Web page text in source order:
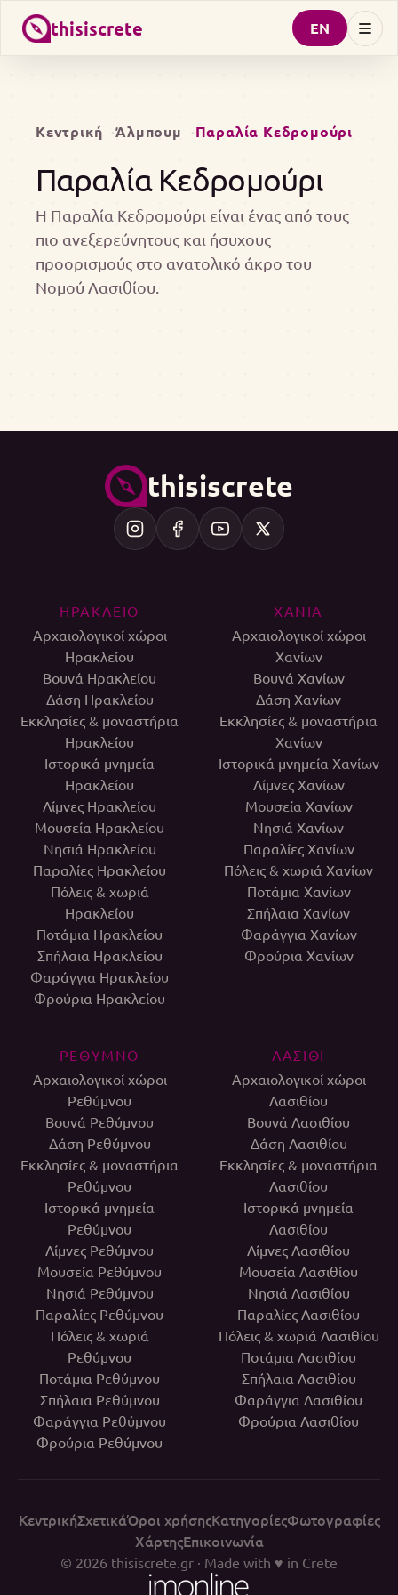
thisiscrete EN
Κεντρική Άλμπουμ Παραλία Κεδρομούρι
Παραλία Κεδρομούρι
Η Παραλία Κεδρομούρι είναι ένας από τους
πιο ανεξερεύνητους και ήσυχους
προορισμούς στο ανατολικό άκρο του
Νομού Λασιθίου.
thisiscrete
ΗΡΑΚΛΕΙΟ
Αρχαιολογικοί χώροι
Ηρακλείου
Βουνά Ηρακλείου
Δάση Ηρακλείου
Εκκλησίες & μοναστήρια
Ηρακλείου
Ιστορικά μνημεία
Ηρακλείου
Λίμνες Ηρακλείου
Μουσεία Ηρακλείου
Νησιά Ηρακλείου
Παραλίες Ηρακλείου
Πόλεις & χωριά
Ηρακλείου
Ποτάμια Ηρακλείου
Σπήλαια Ηρακλείου
Φαράγγια Ηρακλείου
Φρούρια Ηρακλείου
ΧΑΝΙΑ
Αρχαιολογικοί χώροι
Χανίων
Βουνά Χανίων
Δάση Χανίων
Εκκλησίες & μοναστήρια
Χανίων
Ιστορικά μνημεία Χανίων
Λίμνες Χανίων
Μουσεία Χανίων
Νησιά Χανίων
Παραλίες Χανίων
Πόλεις & χωριά Χανίων
Ποτάμια Χανίων
Σπήλαια Χανίων
Φαράγγια Χανίων
Φρούρια Χανίων
ΡΕΘΥΜΝΟ
Αρχαιολογικοί χώροι
Ρεθύμνου
Βουνά Ρεθύμνου
Δάση Ρεθύμνου
Εκκλησίες & μοναστήρια
Ρεθύμνου
Ιστορικά μνημεία
Ρεθύμνου
Λίμνες Ρεθύμνου
Μουσεία Ρεθύμνου
Νησιά Ρεθύμνου
Παραλίες Ρεθύμνου
Πόλεις & χωριά
Ρεθύμνου
Ποτάμια Ρεθύμνου
Σπήλαια Ρεθύμνου
Φαράγγια Ρεθύμνου
Φρούρια Ρεθύμνου
ΛΑΣΙΘΙ
Αρχαιολογικοί χώροι
Λασιθίου
Βουνά Λασιθίου
Δάση Λασιθίου
Εκκλησίες & μοναστήρια
Λασιθίου
Ιστορικά μνημεία
Λασιθίου
Λίμνες Λασιθίου
Μουσεία Λασιθίου
Νησιά Λασιθίου
Παραλίες Λασιθίου
Πόλεις & χωριά Λασιθίου
Ποτάμια Λασιθίου
Σπήλαια Λασιθίου
Φαράγγια Λασιθίου
Φρούρια Λασιθίου
ΚεντρικήΣχετικάΌροι χρήσηςΚατηγορίεςΦωτογραφίες
ΧάρτηςΕπικοινωνία
© 2026 thisiscrete.gr · Made with ♥ in Crete